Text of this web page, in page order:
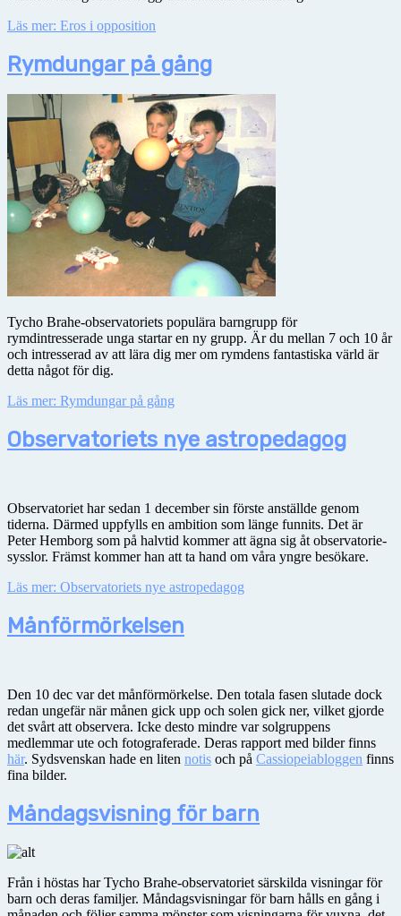
Läs mer: Eros i opposition
Rymdungar på gång
Tycho Brahe-observatoriets populära barngrupp för
rymdintresserade unga startar en ny grupp. Är du mellan 7 och 10 år
och intresserad av att lära dig mer om rymdens fantastiska värld är
detta något för dig.
Läs mer: Rymdungar på gång
Observatoriets nye astropedagog
Observatoriet har sedan 1 december sin förste anställde genom
tiderna. Därmed uppfylls en ambition som länge funnits. Det är
Peter Hemborg som på halvtid kommer att ägna sig åt observatorie-
sysslor. Främst kommer han att ta hand om våra yngre besökare.
Läs mer: Observatoriets nye astropedagog
Månförmörkelsen
Den 10 dec var det månförmörkelse. Den totala fasen slutade dock
redan ungefär när månen gick upp och solen gick ner, vilket gjorde
det svårt att observera. Icke desto mindre var solgruppens
medlemmar ute och fotograferade. Deras rapport med bilder finns
här. Sydsvenskan hade en liten notis och på Cassiopeiabloggen finns
fina bilder.
Måndagsvisning för barn
Från i höstas har Tycho Brahe-observatoriet särskilda visningar för
barn och deras familjer. Måndagsvisningar för barn hålls en gång i